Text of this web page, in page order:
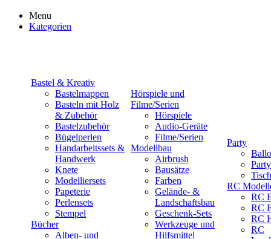
Menu
Kategorien
Bastel & Kreativ
Bastelmappen
Basteln mit Holz
& Zubehör
Bastelzubehör
Bügelperlen
Handarbeitssets &
Handwerk
Knete
Modelliersets
Papeterie
Perlensets
Stempel
Bücher
Alben- und
Hörspiele und
Filme/Serien
Hörspiele
Audio-Geräte
Filme/Serien
Modellbau
Airbrush
Bausätze
Farben
Gelände- &
Landschaftsbau
Geschenk-Sets
Werkzeuge und
Hilfsmittel
Party
RC
RC
RC
RC
RC